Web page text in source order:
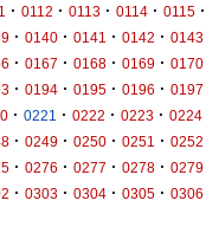
· 0112 · 0113 · 0114 · 0115 ·
· 0140 · 0141 · 0142 · 0143
· 0167 · 0168 · 0169 · 0170
· 0194 · 0195 · 0196 · 0197
· 0221 · 0222 · 0223 · 0224
· 0249 · 0250 · 0251 · 0252
· 0276 · 0277 · 0278 · 0279
· 0303 · 0304 · 0305 · 0306